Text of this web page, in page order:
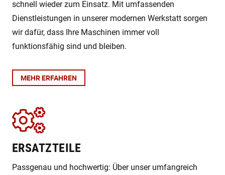
schnell wieder zum Einsatz. Mit umfassenden
Dienstleistungen in unserer modernen Werkstatt sorgen
wir dafür, dass Ihre Maschinen immer voll
funktionsfähig sind und bleiben.
MEHR ERFAHREN
ERSATZTEILE
Passgenau und hochwertig: Über unser umfangreich